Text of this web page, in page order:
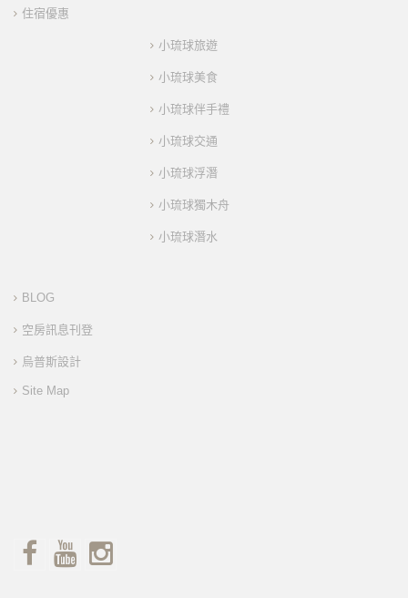
住宿優惠
小琉球旅遊
小琉球美食
小琉球伴手禮
小琉球交通
小琉球浮潛
小琉球獨木舟
小琉球潛水
BLOG
空房訊息刊登
烏普斯設計
Site Map